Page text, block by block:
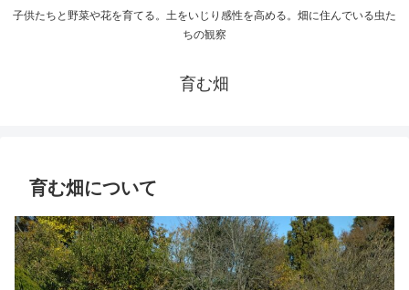
子供たちと野菜や花を育てる。土をいじり感性を高める。畑に住んでいる虫た
ちの観察
育む畑
育む畑について